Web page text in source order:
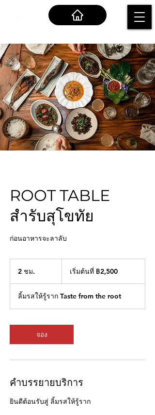
ROOT TABLE
สำรับสุโขทัย
ก่อนอาหารจะลาลับ
2 ชม.
.
2,500
ไทย
เริ่มต้นที่ ฿2,500
ลิ้มรสให้รู้ราก Taste from the root
จอง
คำบรรยายบริการ
ยินดีต้อนรับสู่ ลิ้มรสให้รู้ราก